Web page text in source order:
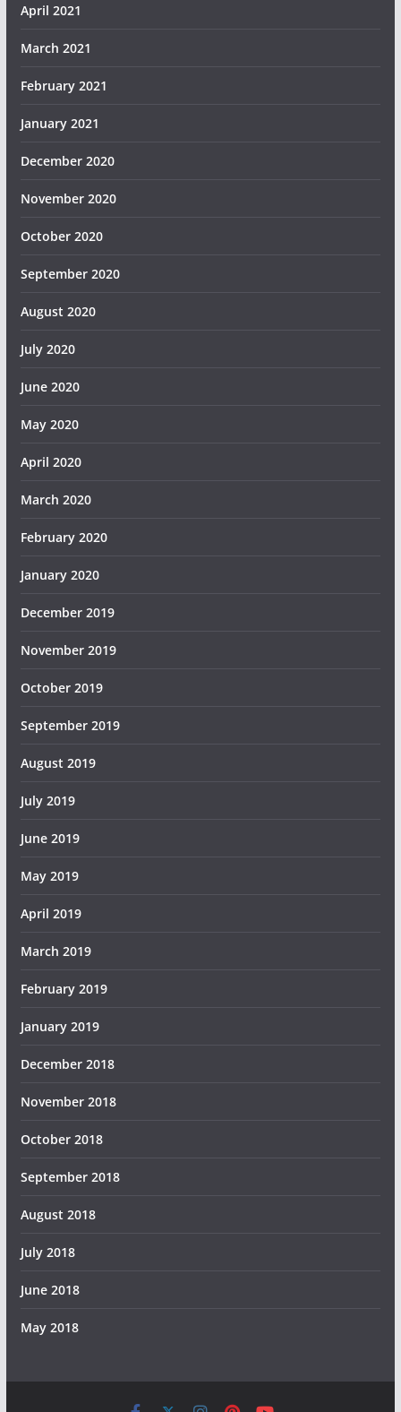
April 2021
March 2021
February 2021
January 2021
December 2020
November 2020
October 2020
September 2020
August 2020
July 2020
June 2020
May 2020
April 2020
March 2020
February 2020
January 2020
December 2019
November 2019
October 2019
September 2019
August 2019
July 2019
June 2019
May 2019
April 2019
March 2019
February 2019
January 2019
December 2018
November 2018
October 2018
September 2018
August 2018
July 2018
June 2018
May 2018